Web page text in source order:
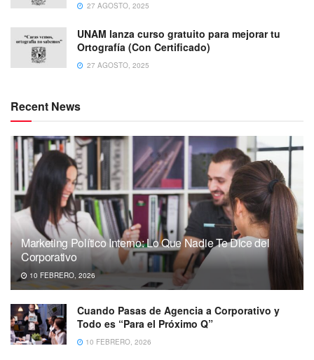
27 AGOSTO, 2025
UNAM lanza curso gratuito para mejorar tu
Ortografía (Con Certificado)
27 AGOSTO, 2025
Recent News
Marketing Político Interno: Lo Que Nadie Te Dice del
Corporativo
10 FEBRERO, 2026
Cuando Pasas de Agencia a Corporativo y
Todo es “Para el Próximo Q”
10 FEBRERO, 2026